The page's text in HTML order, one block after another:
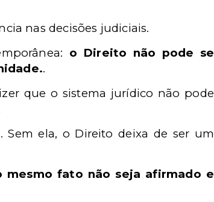
nas decisões judiciais.
o Direito não pode se
.
que o sistema jurídico não pode
. Sem ela, o Direito deixa de ser um
mesmo fato não seja afirmado e